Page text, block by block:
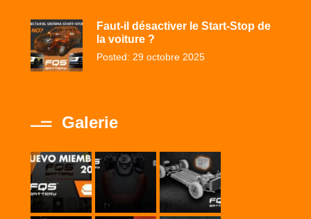
Faut-il désactiver le Start-Stop de
la voiture ?
Posted: 29 octobre 2025
Galerie